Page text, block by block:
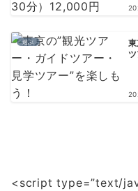
遊ぶ
<script type=”text/